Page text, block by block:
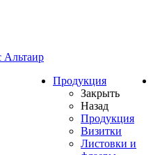
Продукция
Закрыть
Назад
Продукция
Визитки
Листовки и